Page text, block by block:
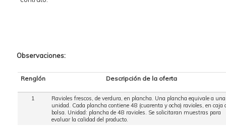
Observaciones:
Renglón Descripción de la oferta
1
Ravioles frescos, de verdura, en plancha. Una plancha equivale a una
unidad. Cada plancha contiene 48 (cuarenta y ocho) ravioles, en caja
bolsa. Unidad: plancha de 48 ravioles. Se solicitaran muestras para
evaluar la calidad del producto.